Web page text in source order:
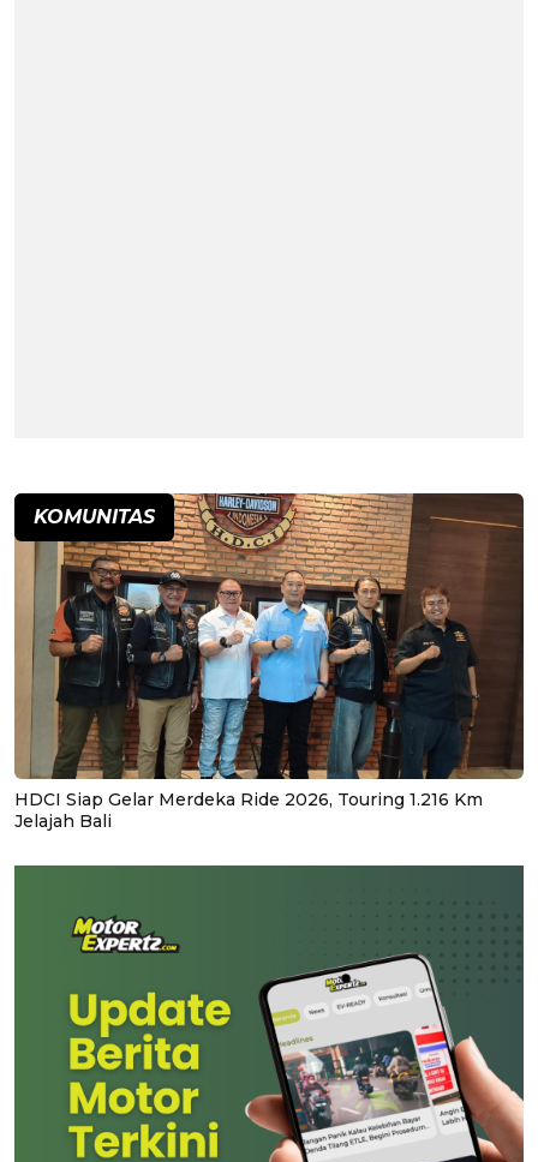
KOMUNITAS
HDCI Siap Gelar Merdeka Ride 2026, Touring 1.216 Km
Jelajah Bali